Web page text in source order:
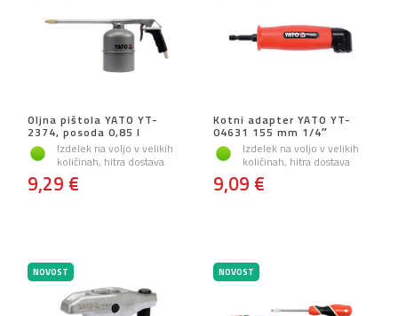
Oljna pištola YATO YT-
2374, posoda 0,85 l
Izdelek na voljo v velikih
količinah, hitra dostava
9,29 €
Kotni adapter YATO YT-
04631 155 mm 1/4″
Izdelek na voljo v velikih
količinah, hitra dostava
9,09 €
NOVOST NOVOST